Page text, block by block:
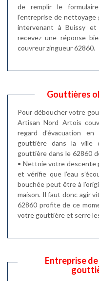
de remplir le
l’entreprise de
intervenant à Buissy
recevez une réponse
couvreur zingueur 62860.
Gouttières
Pour déboucher votre
Artisan Nord Artois
regard d’évacuation
gouttière dans la ville
gouttière dans le 62860
• Nettoie votre descente
et vérifie que l’eau
bouchée peut être à
maison. Il faut donc agir
62860 profite de ce
votre gouttière et serre
Entreprise